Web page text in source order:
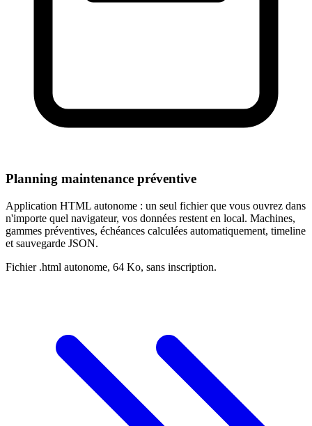
Planning maintenance préventive
Application HTML autonome : un seul fichier que vous ouvrez dans
n'importe quel navigateur, vos données restent en local. Machines,
gammes préventives, échéances calculées automatiquement, timeline
et sauvegarde JSON.
Fichier .html autonome, 64 Ko, sans inscription.